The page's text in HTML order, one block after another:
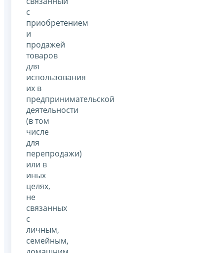
с
приобретением
и
продажей
товаров
для
использования
их в
предпринимательской
деятельности
(в том
числе
для
перепродажи)
или в
иных
целях,
не
связанных
с
личным,
семейным,